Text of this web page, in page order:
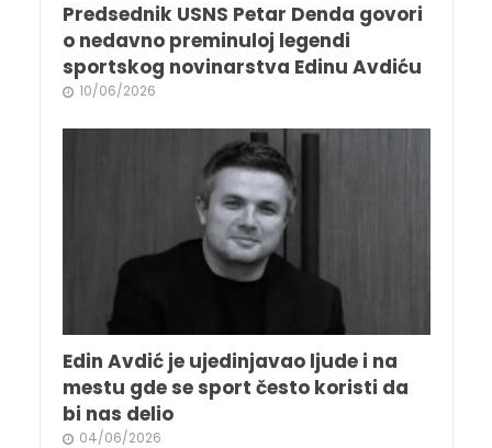
Predsednik USNS Petar Denda govori
o nedavno preminuloj legendi
sportskog novinarstva Edinu Avdiću
10/06/2026
Edin Avdić je ujedinjavao ljude i na
mestu gde se sport često koristi da
bi nas delio
04/06/2026